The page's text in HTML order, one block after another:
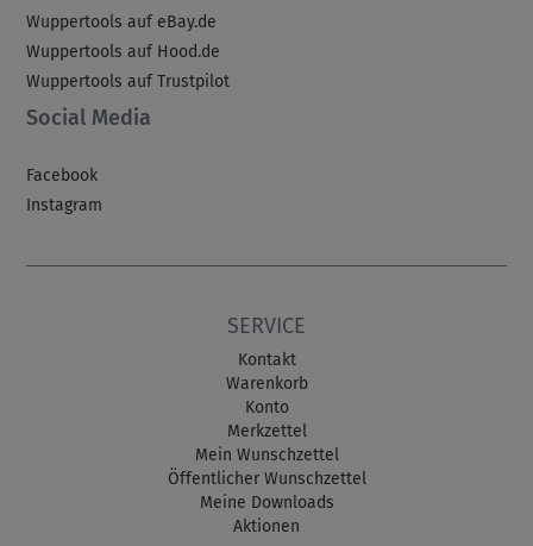
Wuppertools auf eBay.de
Wuppertools auf Hood.de
Wuppertools auf Trustpilot
Social Media
Facebook
Instagram
SERVICE
Kontakt
Warenkorb
Konto
Merkzettel
Mein Wunschzettel
Öffentlicher Wunschzettel
Meine Downloads
Aktionen